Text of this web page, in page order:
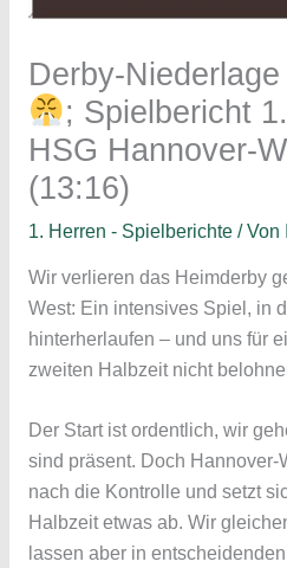
Derby-
; Spielbericht
HSG Hannover-
(13:16)
1. Herren - Spielberichte/ Von
Wir verlieren das Heimderby
West: Ein intensives Spiel, in
hinterherlaufen – und uns für
zweiten Halbzeit nicht
Der Start ist ordentlich, wir
sind präsent. Doch Hannover-
nach die Kontrolle und setzt
Halbzeit etwas ab. Wir
lassen aber in